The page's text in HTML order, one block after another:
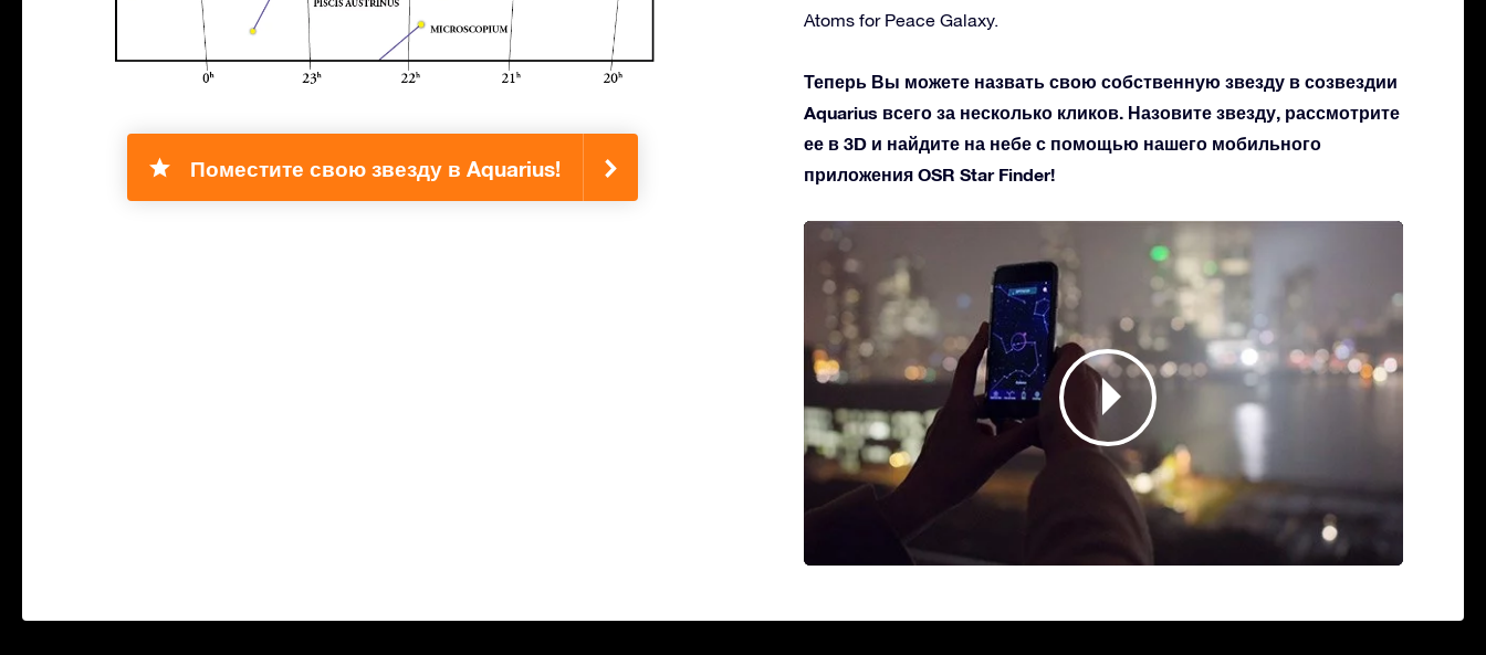
Поместите свою звезду в Aquarius!
Atoms for Peace Galaxy.
Теперь Вы можете назвать свою собственную звезду в созвездии
Aquarius всего за несколько кликов. Назовите звезду, рассмотрите
ее в 3D и найдите на небе с помощью нашего мобильного
приложения OSR Star Finder!